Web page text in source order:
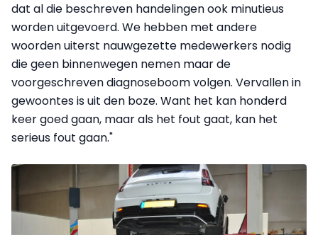
dat al die beschreven handelingen ook minutieus
worden uitgevoerd. We hebben met andere
woorden uiterst nauwgezette medewerkers nodig
die geen binnenwegen nemen maar de
voorgeschreven diagnoseboom volgen. Vervallen in
gewoontes is uit den boze. Want het kan honderd
keer goed gaan, maar als het fout gaat, kan het
serieus fout gaan."